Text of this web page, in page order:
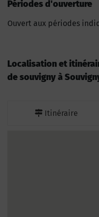
Périodes d'ouverture
Ouvert aux périodes
Localisation et
de souvigny à
Itinéraire